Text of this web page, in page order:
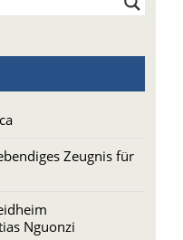
Zeugnis für
Nguonzi